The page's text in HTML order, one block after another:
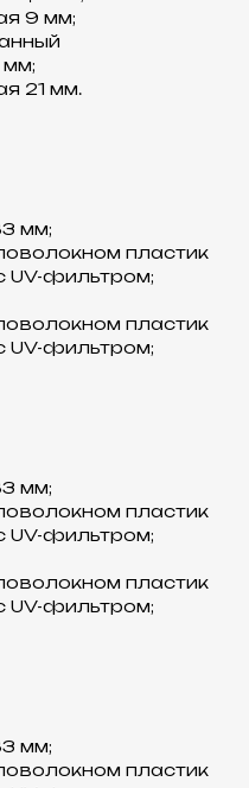
9 мм;
мм;
21 мм.
мм;
пластик
UV-фильтром;
пластик
UV-фильтром;
мм;
пластик
UV-фильтром;
пластик
UV-фильтром;
мм;
пластик